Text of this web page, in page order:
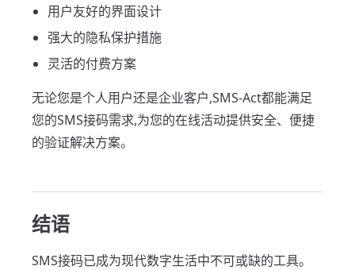
用户友好的界面设计
强大的隐私保护措施
灵活的付费方案
无论您是个人用户还是企业客户,SMS-Act都能满足
您的SMS接码需求,为您的在线活动提供安全、便捷
的验证解决方案。
结语
SMS接码已成为现代数字生活中不可或缺的工具。